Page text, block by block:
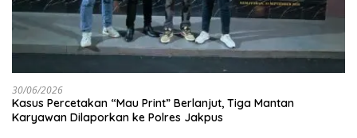
30/06/2026
Kasus Percetakan “Mau Print” Berlanjut, Tiga Mantan
Karyawan Dilaporkan ke Polres Jakpus